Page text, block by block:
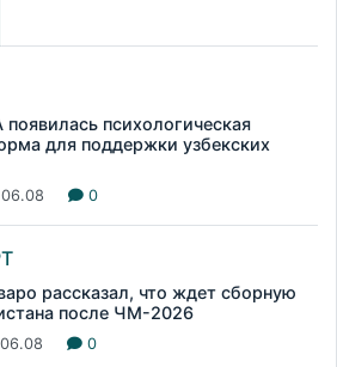
психологическая
для поддержки узбекских
0
рассказал, что ждет сборную
после ЧМ-2026
0